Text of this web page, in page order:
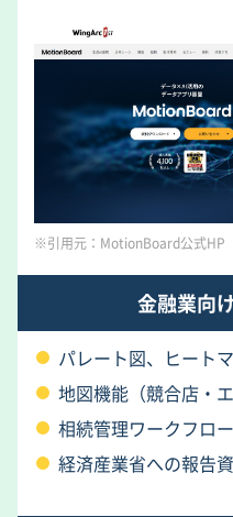
※引用元：MotionBoard公式
金融業向
パレート図、ヒート
地図機能（競合店・エ
相続管理ワークフロー
経済産業省への報告